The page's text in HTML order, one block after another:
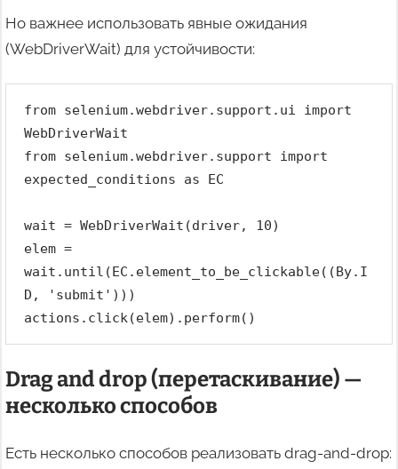
Но важнее использовать явные ожидания
(WebDriverWait) для устойчивости:
from selenium.webdriver.support.ui import
WebDriverWait
from selenium.webdriver.support import
expected_conditions as EC
wait = WebDriverWait(driver, 10)
elem =
wait.until(EC.element_to_be_clickable((By.I
D, 'submit')))
actions.click(elem).perform()
Drag and drop (перетаскивание) —
несколько способов
Есть несколько способов реализовать drag-and-drop: